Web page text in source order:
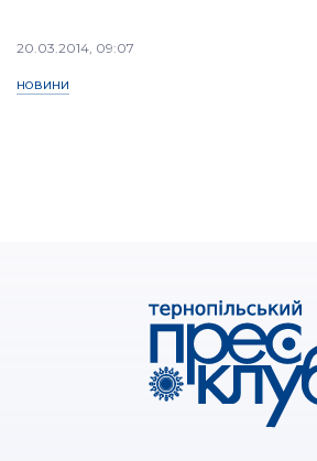
20.03.2014, 09:07
НОВИНИ